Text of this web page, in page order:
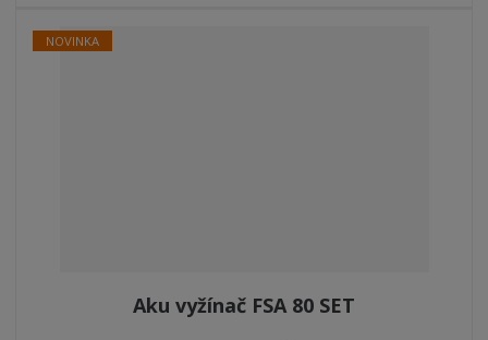
NOVINKA
Aku vyžínač FSA 80 SET